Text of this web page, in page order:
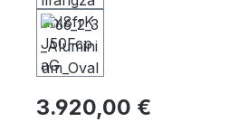
Regulärer Preis:
3.920,00 €